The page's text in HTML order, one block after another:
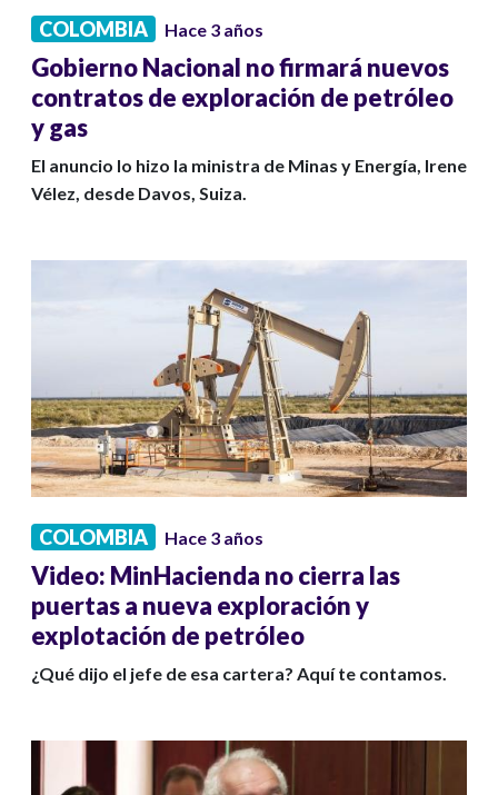
COLOMBIA Hace 3 años
Gobierno Nacional no firmará nuevos
contratos de exploración de petróleo
y gas
El anuncio lo hizo la ministra de Minas y Energía, Irene
Vélez, desde Davos, Suiza.
COLOMBIA Hace 3 años
Video: MinHacienda no cierra las
puertas a nueva exploración y
explotación de petróleo
¿Qué dijo el jefe de esa cartera? Aquí te contamos.